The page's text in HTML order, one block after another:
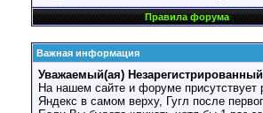
Правила форума
Важная информация
Уважаемый(ая)
На нашем сайте и форуме присутствует
Яндекс в самом верху, Гугл после